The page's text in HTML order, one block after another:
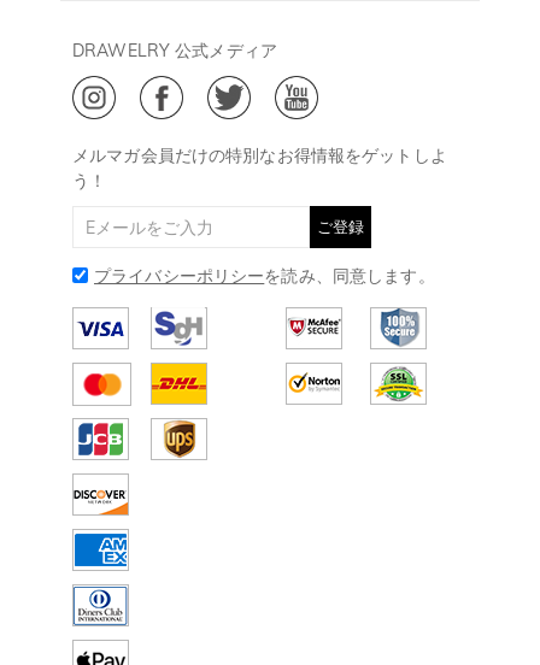
ご利用規約
ご特定商取引法に基づく表示
ジュエリーお手入れ
Drawelry Blog
会員・ポイントについて
メルマガ会員だけの特別なお得情報をゲットしよ
う！
ご登録
プライバシーポリシーを読み、同意します。
DRAWELRY 公式メディア